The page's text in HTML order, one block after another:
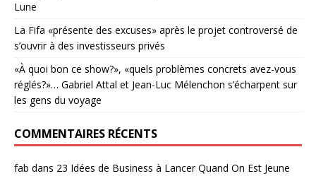
Lune
La Fifa «présente des excuses» après le projet controversé de
s’ouvrir à des investisseurs privés
«À quoi bon ce show?», «quels problèmes concrets avez-vous
réglés?»… Gabriel Attal et Jean-Luc Mélenchon s’écharpent sur
les gens du voyage
COMMENTAIRES RÉCENTS
fab dans 23 Idées de Business à Lancer Quand On Est Jeune